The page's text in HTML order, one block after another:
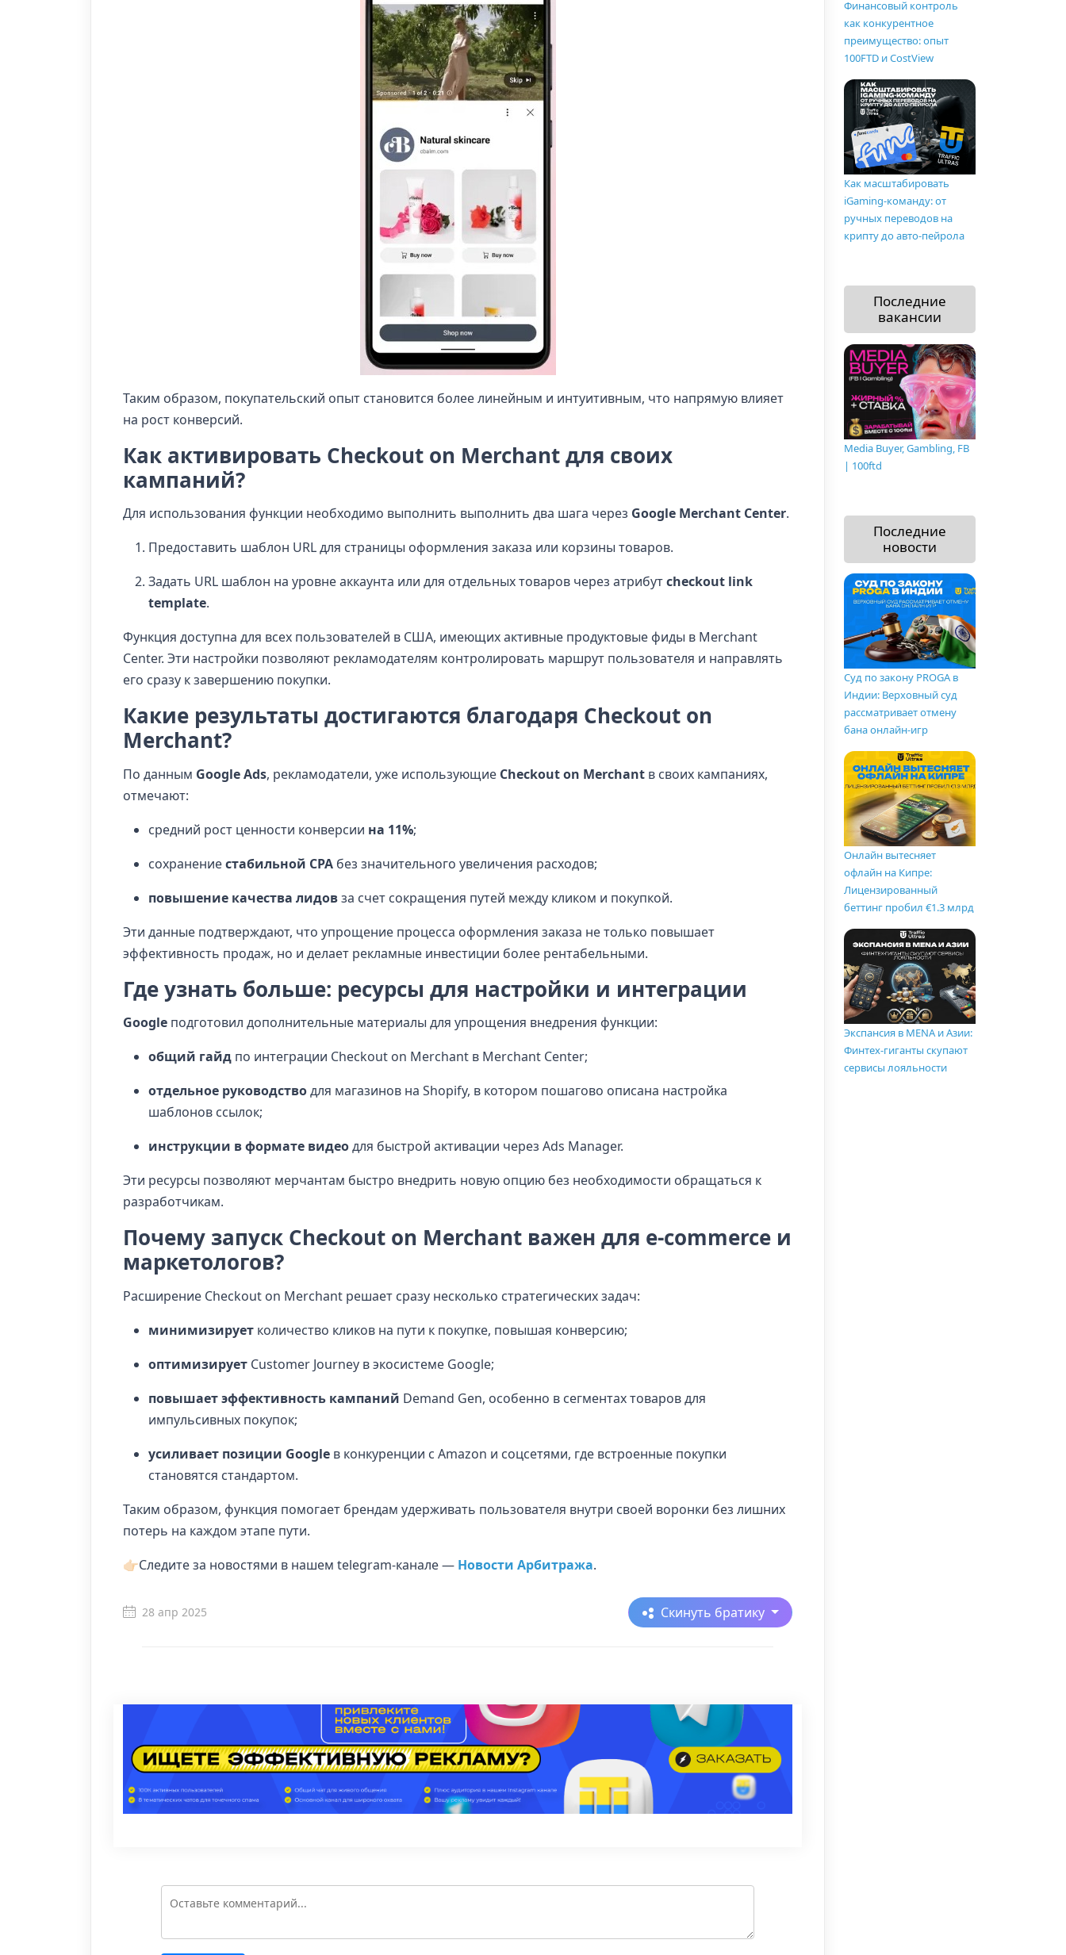
Таким образом, покупательский опыт становится более линейным и интуитивным, что напрямую влияет
на рост конверсий.
Как активировать Checkout on Merchant для своих
кампаний?
Для использования функции необходимо выполнить выполнить два шага через Google Merchant Center.
Предоставить шаблон URL для страницы оформления заказа или корзины товаров.
Задать URL шаблон на уровне аккаунта или для отдельных товаров через атрибутcheckout link
template.
Функция доступна для всех пользователей в США, имеющих активные продуктовые фиды в Merchant
Center. Эти настройки позволяют рекламодателям контролировать маршрут пользователя и направлять
его сразу к завершению покупки.
Какие результаты достигаются благодаря Checkout on
Merchant?
По данным Google Ads, рекламодатели, уже использующие Checkout on Merchant в своих кампаниях,
отмечают:
средний рост ценности конверсии на 11%;
сохранениестабильной CPA без значительного увеличения расходов;
повышение качества лидовза счет сокращения путей между кликом и покупкой.
Эти данные подтверждают, что упрощение процесса оформления заказа не только повышает
эффективность продаж, но и делает рекламные инвестиции более рентабельными.
Где узнать больше: ресурсы для настройки и интеграции
Google подготовил дополнительные материалы для упрощения внедрения функции:
общий гайд по интеграции Checkout on Merchant в Merchant Center;
отдельное руководстводля магазинов на Shopify, в котором пошагово описана настройка
шаблонов ссылок;
инструкции в формате видеодля быстрой активации через Ads Manager.
Эти ресурсы позволяют мерчантам быстро внедрить новую опцию без необходимости обращаться к
разработчикам.
Почему запуск Checkout on Merchant важен для e-commerce и
маркетологов?
Расширение Checkout on Merchant решает сразу несколько стратегических задач:
минимизирует количество кликов на пути к покупке, повышая конверсию;
оптимизирует Customer Journey в экосистеме Google;
повышает эффективность кампаний Demand Gen, особенно в сегментах товаров для
импульсивных покупок;
усиливает позиции Google в конкуренции с Amazon и соцсетями, где встроенные покупки
становятся стандартом.
Таким образом, функция помогает брендам удерживать пользователя внутри своей воронки без лишних
потерь на каждом этапе пути.
👉🏻Следите за новостями в нашем telegram-канале — Новости Арбитража.
28 апр 2025 Скинуть братику
Финансовый контроль
как конкурентное
преимущество: опыт
100FTD и CostView
Как масштабировать
iGaming-команду: от
ручных переводов на
крипту до авто-пейрола
Последние
вакансии
Media Buyer, Gambling, FB
| 100ftd
Последние
новости
Суд по закону PROGA в
Индии: Верховный суд
рассматривает отмену
бана онлайн-игр
Онлайн вытесняет
офлайн на Кипре:
Лицензированный
беттинг пробил €1.3 млрд
Экспансия в MENA и Азии:
Финтех-гиганты скупают
сервисы лояльности